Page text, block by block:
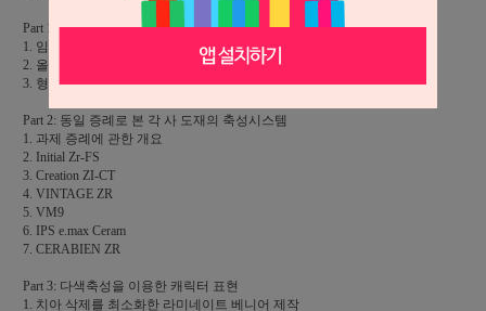
Part 1: 이제부터 다색축성을 시작하는 초심자에게
1. 임상에서 다색축성의 의미와 이점
2. 올세라믹 수복의 기초지식
3. 형광성과 투과성으로 보는 자연치 고찰
Part 2: 동일 증례로 본 각 사 도재의 축성시스템
1. 과제 증례에 관한 개요
2. Initial Zr-FS
3. Creation ZI-CT
4. VINTAGE ZR
5. VM9
6. IPS e.max Ceram
7. CERABIEN ZR
Part 3: 다색축성을 이용한 캐릭터 표현
1. 치아 삭제를 최소화한 라미네이트 베니어 제작